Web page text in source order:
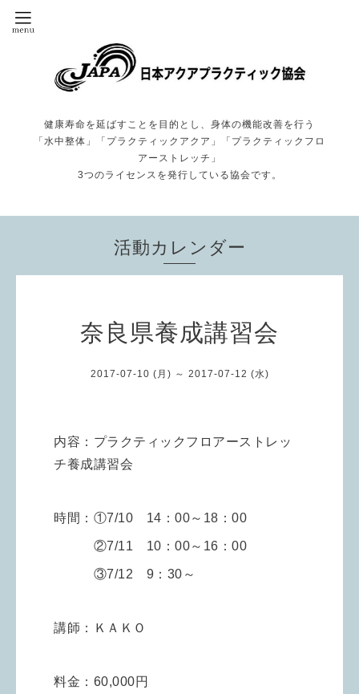
健康寿命を延ばすことを目的とし、身体の機能改善を行う
「水中整体」「プラクティックアクア」「プラクティックフロ
アーストレッチ」
3つのライセンスを発行している協会です。
活動カレンダー
奈良県養成講習会
2017-07-10 (月) ～ 2017-07-12 (水)
内容：プラクティックフロアーストレッ
チ養成講習会
時間：①7/10 14：00～18：00
②7/11 10：00～16：00
③7/12 9：30～
講師：ＫＡＫＯ
料金：60,000円